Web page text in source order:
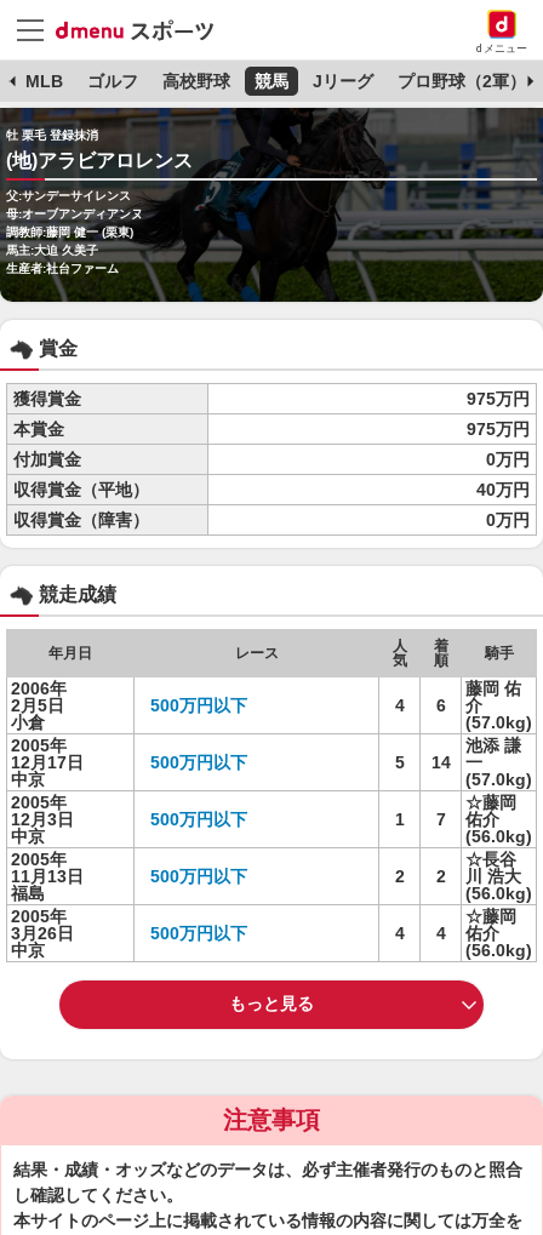
dメニュー
MLB ゴルフ 高校野球 競馬 Jリーグ プロ野球（2軍）
牡 栗毛 登録抹消
(地)アラビアロレンス
父:サンデーサイレンス
母:オーブアンディアンヌ
調教師:藤岡 健一 (栗東)
馬主:大迫 久美子
生産者:社台ファーム
賞金
獲得賞金
975万円
本賞金
975万円
付加賞金
0万円
収得賞金（平地）
40万円
収得賞金（障害）
0万円
競走成績
年月日 レース
人
気
着
順
騎手
2006年
2月5日
小倉
500万円以下 4 6
藤岡 佑
介
(57.0kg)
2005年
12月17日
中京
500万円以下 5 14
池添 謙
一
(57.0kg)
2005年
12月3日
中京
500万円以下 1 7
☆藤岡
佑介
(56.0kg)
2005年
11月13日
福島
500万円以下 2 2
☆長谷
川 浩大
(56.0kg)
2005年
3月26日
中京
500万円以下 4 4
☆藤岡
佑介
(56.0kg)
もっと見る
注意事項
結果・成績・オッズなどのデータは、必ず主催者発行のものと照合
し確認してください。
本サイトのページ上に掲載されている情報の内容に関しては万全を